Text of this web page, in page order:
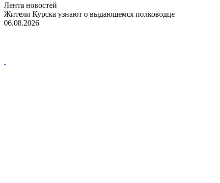
Лента новостей
Жители Курска узнают о выдающемся полководце
06.08.2026